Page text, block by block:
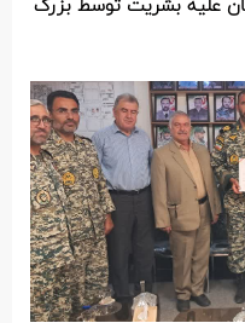
علیه بشریت توسط بزرگ